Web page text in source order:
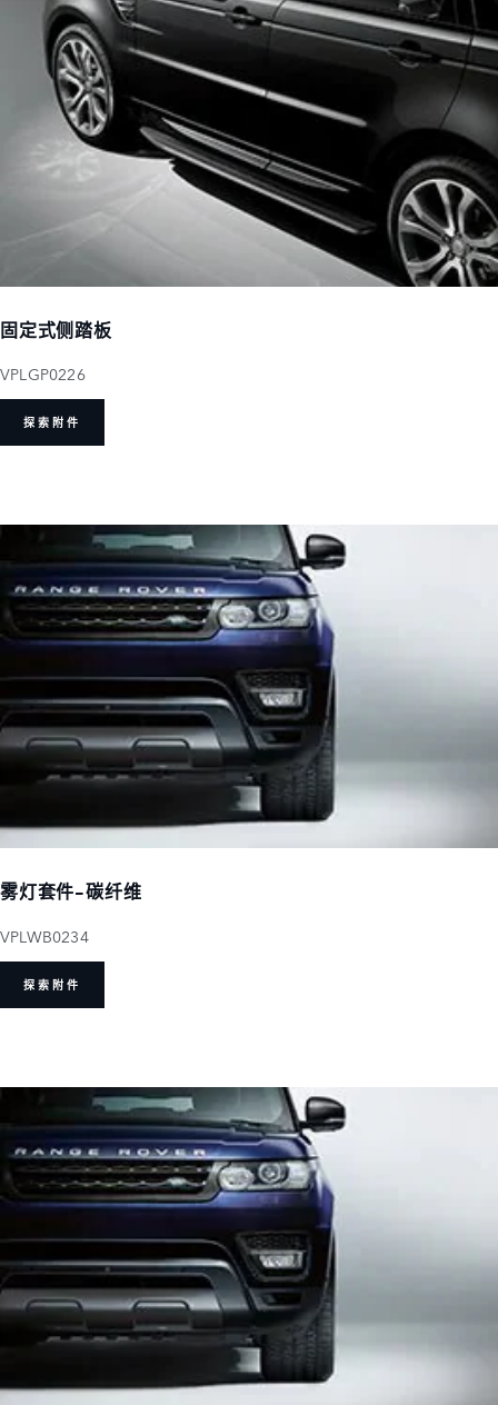
固定式侧踏板
VPLGP0226
探索附件
雾灯套件-碳纤维
VPLWB0234
探索附件